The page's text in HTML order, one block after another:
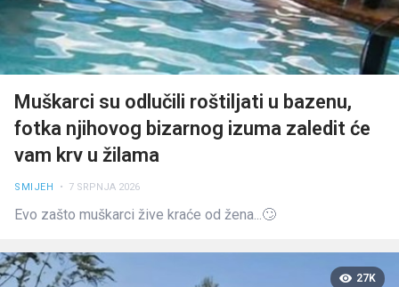
Muškarci su odlučili roštiljati u bazenu,
fotka njihovog bizarnog izuma zaledit će
vam krv u žilama
SMIJEH • 7 SRPNJA 2026
Evo zašto muškarci žive kraće od žena...🙄
27K